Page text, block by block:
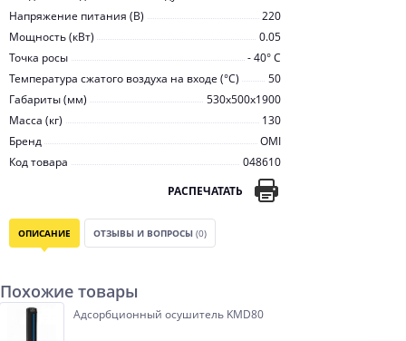
Напряжение питания (В)
220
Мощность (кВт)
0.05
Точка росы
- 40° С
Температура сжатого воздуха на входе (°С)
50
Габариты (мм)
530x500x1900
Масса (кг)
130
Бренд
OMI
Код товара
048610
РАСПЕЧАТАТЬ
ОПИСАНИЕ ОТЗЫВЫ И ВОПРОСЫ (0)
Похожие товары
Адсорбционный осушитель KMD80